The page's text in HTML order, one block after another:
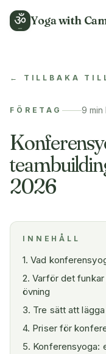
ॐ Yoga with
← TILLBAKA
FÖRETAG 9 min
2026
INNEHÅLL
1.Vad
2.Varför det
övning
3. Tre sätt att
4. Priser för
5. Konferensyoga: